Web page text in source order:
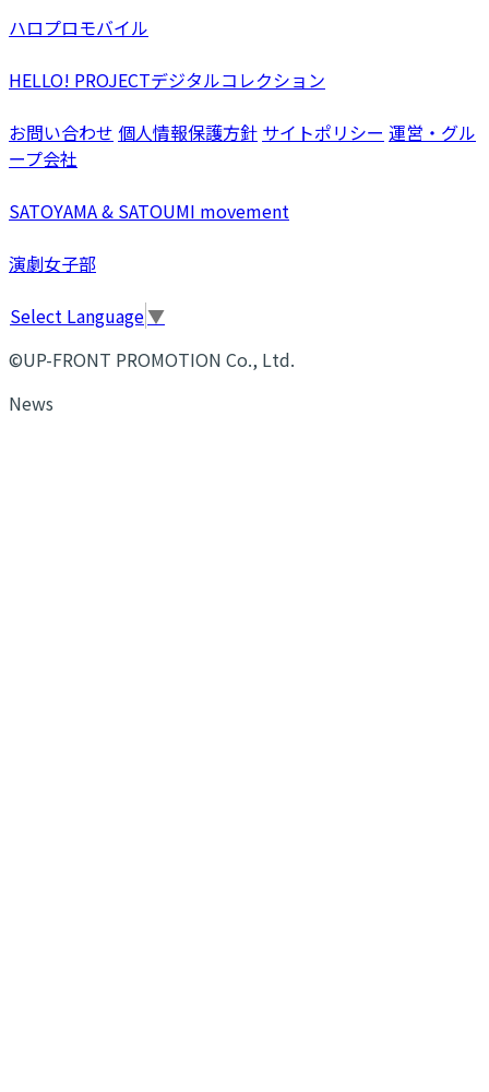
ハロプロモバイル
HELLO! PROJECTデジタルコレクション
お問い合わせ 個人情報保護方針 サイトポリシー 運営・グル
ープ会社
SATOYAMA & SATOUMI movement
演劇女子部
Select Language▼
©UP-FRONT PROMOTION Co., Ltd.
News